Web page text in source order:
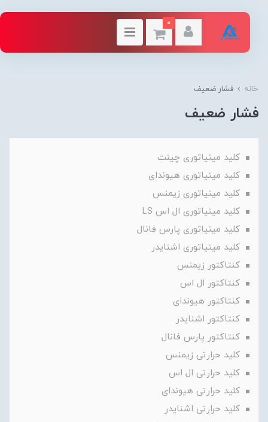
0
خانه فشار ضعیف
فشار ضعیف
کلید مینیاتوری چینت
کلید مینیاتوری هیوندای
کلید مینیاتوری زیمنس
کلید مینیاتوری ال اس LS
کلید مینیاتوری پارس فانال
کلید مینیاتوری اشنایدر
کنتاکتور زیمنس
کنتاکتور ال اس
کنتاکتور هیوندای
کنتاکتور اشنایدر
کنتاکتور پارس فانال
کلید حرارتی زیمنس
کلید حرارتی ال اس
کلید حرارتی هیوندای
کلید حرارتی اشنایدر